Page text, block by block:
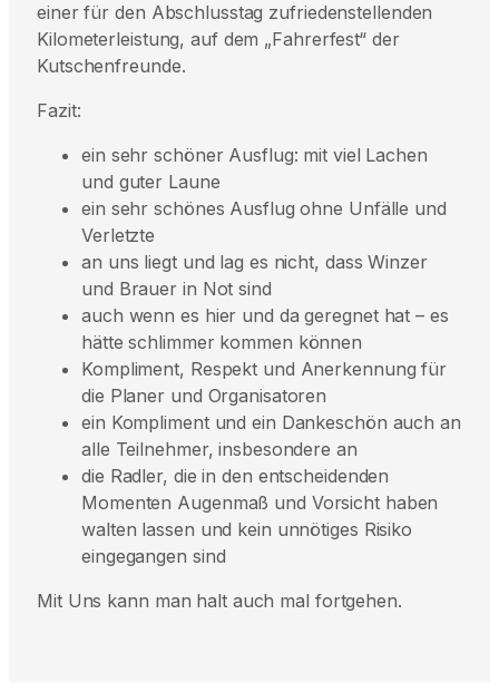
einer für den Abschlusstag zufriedenstellenden
Kilometerleistung, auf dem „Fahrerfest“ der
Kutschenfreunde.
Fazit:
ein sehr schöner Ausflug: mit viel Lachen
und guter Laune
ein sehr schönes Ausflug ohne Unfälle und
Verletzte
an uns liegt und lag es nicht, dass Winzer
und Brauer in Not sind
auch wenn es hier und da geregnet hat – es
hätte schlimmer kommen können
Kompliment, Respekt und Anerkennung für
die Planer und Organisatoren
ein Kompliment und ein Dankeschön auch an
alle Teilnehmer, insbesondere an
die Radler, die in den entscheidenden
Momenten Augenmaß und Vorsicht haben
walten lassen und kein unnötiges Risiko
eingegangen sind
Mit Uns kann man halt auch mal fortgehen.